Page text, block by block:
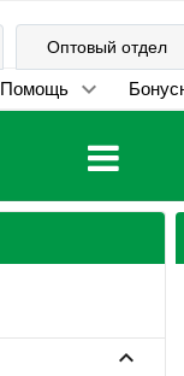
Оптовый отдел
Помощь